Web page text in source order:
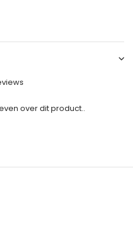
over dit product..